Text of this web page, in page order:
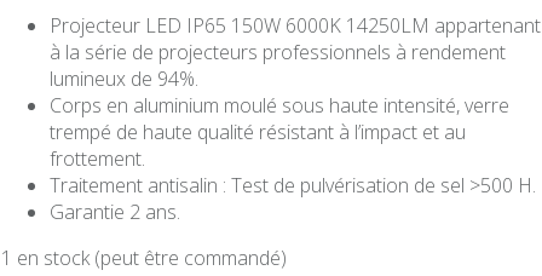
Projecteur LED IP65 150W 6000K 14250LM appartenant
à la série de projecteurs professionnels à rendement
lumineux de 94%.
Corps en aluminium moulé sous haute intensité, verre
trempé de haute qualité résistant à l’impact et au
frottement.
Traitement antisalin : Test de pulvérisation de sel >500 H.
Garantie 2 ans.
1 en stock (peut être commandé)